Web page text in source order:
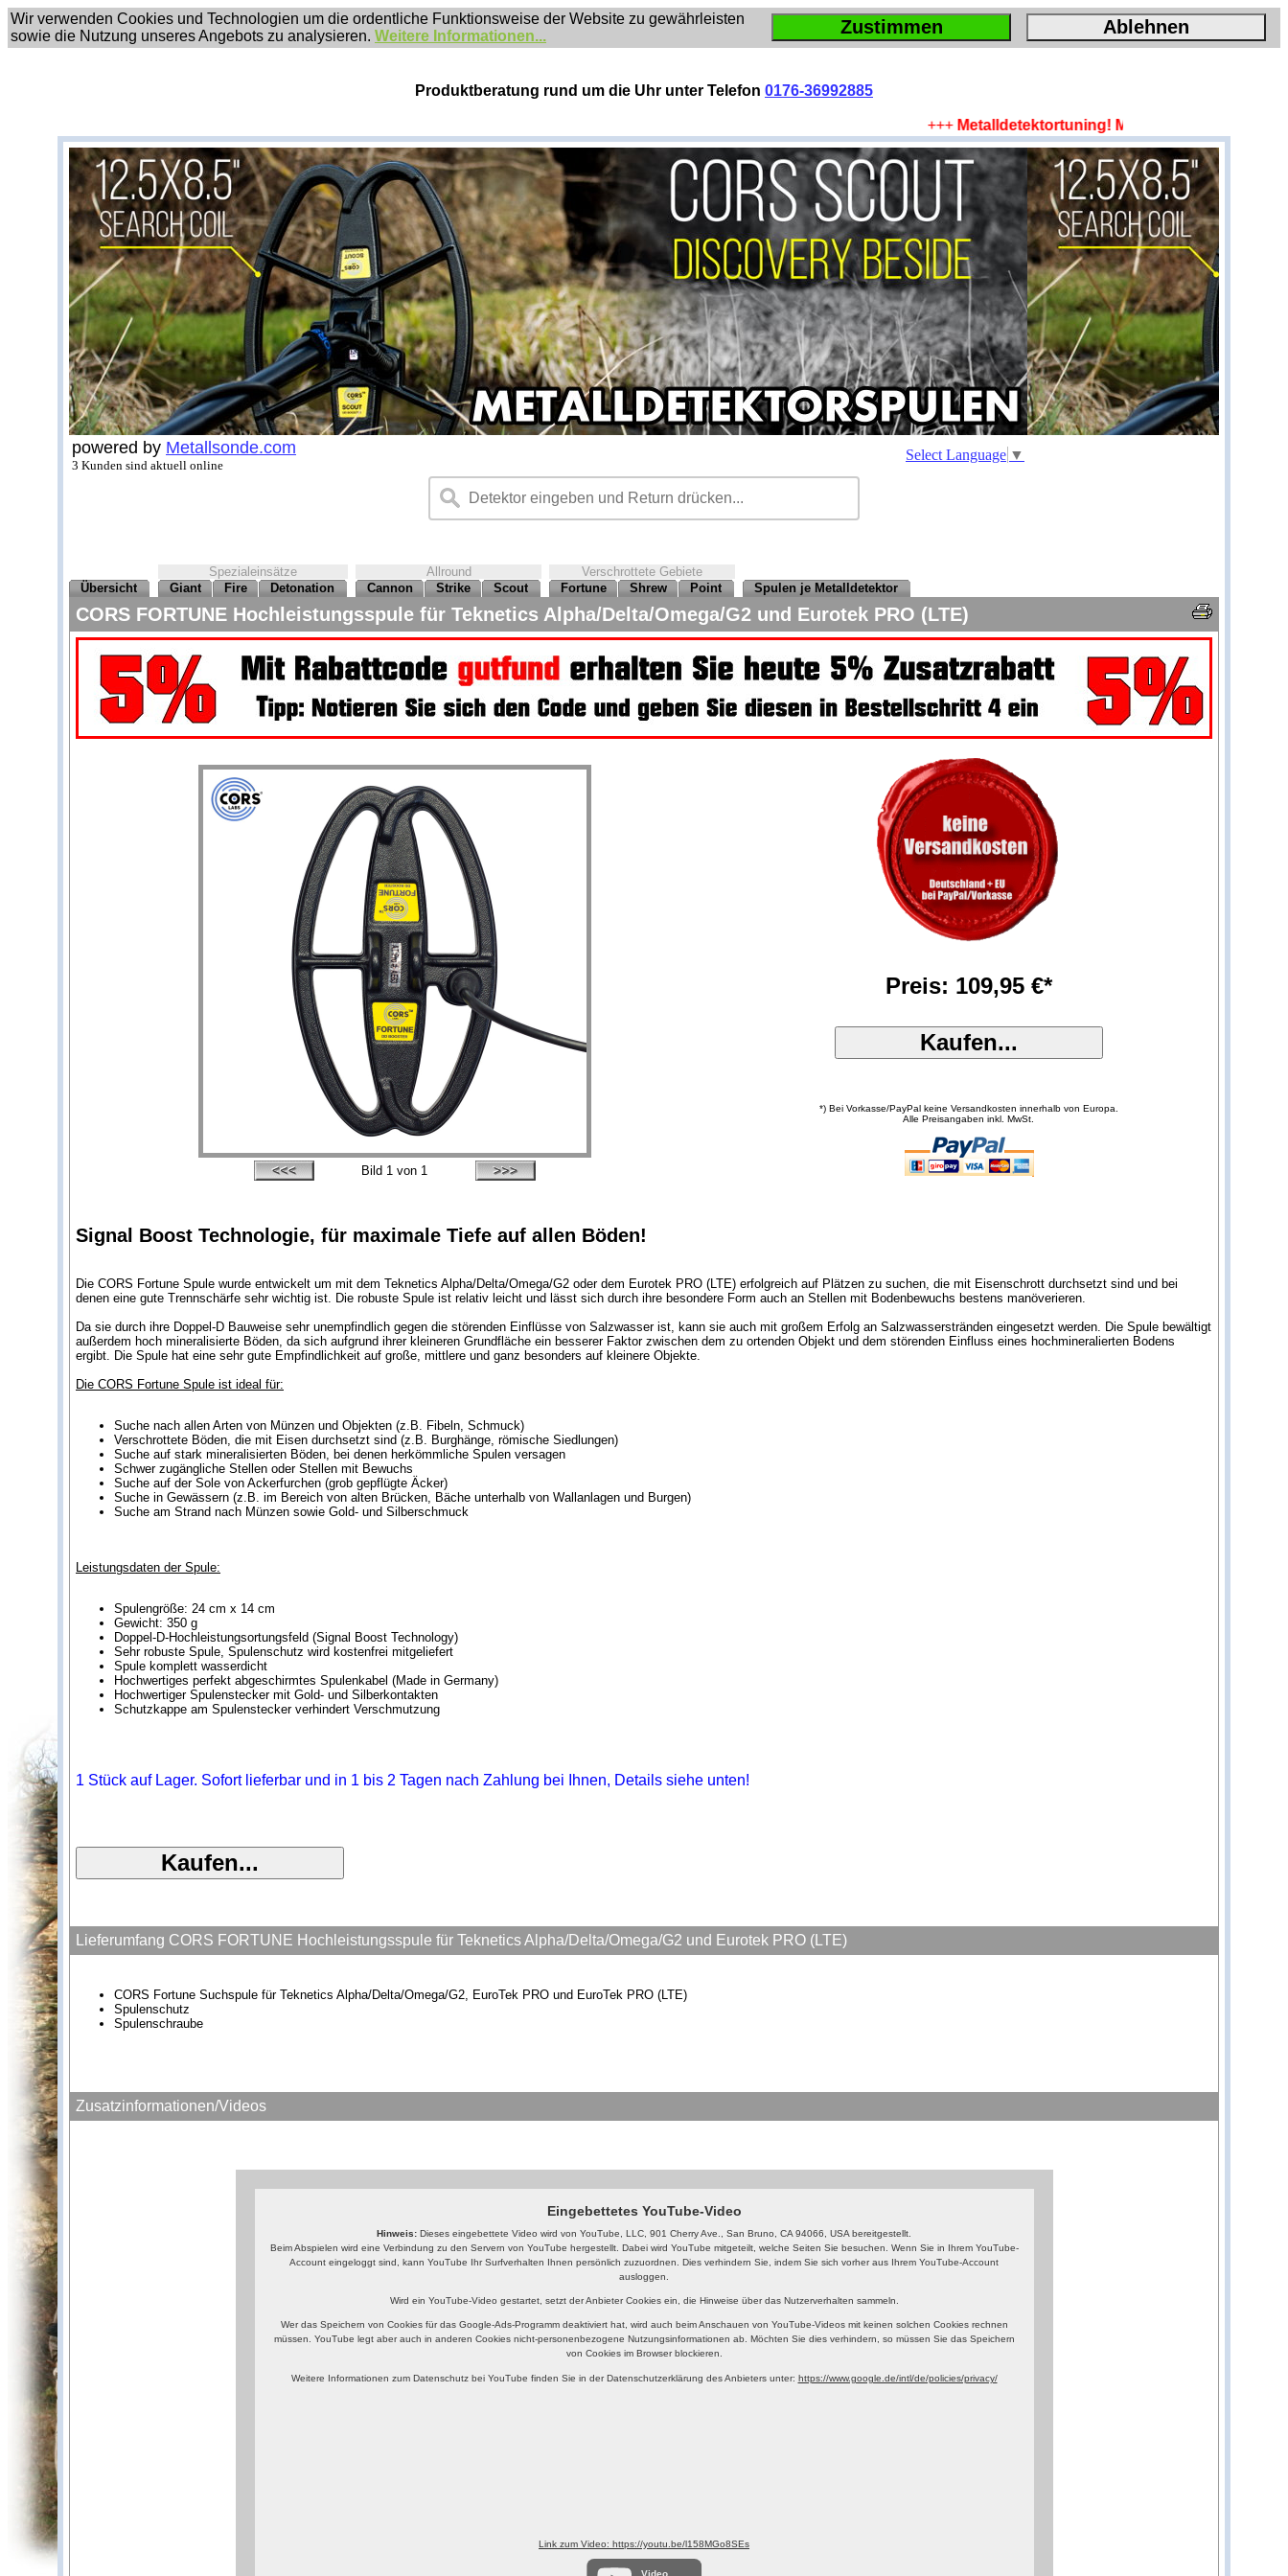
Wir verwenden Cookies und Technologien um die ordentliche Funktionsweise der Website zu gewährleisten
sowie die Nutzung unseres Angebots zu analysieren. Weitere Informationen... Zustimmen Ablehnen
Produktberatung rund um die Uhr unter Telefon 0176-36992885
Metalldetektortuning! Mehr Tiefe, mehr Fläche,
powered by Metallsonde.com
3 Kunden sind aktuell online
Select Language ▼
Spezialeinsätze Allround
Verschrottete Gebiete
Übersicht
Giant Fire Detonation Cannon Strike Scout Fortune Shrew Point Spulen je Metalldetektor
CORS FORTUNE Hochleistungsspule für Teknetics Alpha/Delta/Omega/G2 und Eurotek PRO (LTE)
Bild 1 von 1
Preis: 109,95 €*
*) Bei Vorkasse/PayPal keine Versandkosten innerhalb von Europa.
Alle Preisangaben inkl. MwSt.
Signal Boost Technologie, für maximale Tiefe auf allen Böden!
Die CORS Fortune Spule wurde entwickelt um mit dem Teknetics Alpha/Delta/Omega/G2 oder dem Eurotek PRO (LTE) erfolgreich auf Plätzen zu suchen, die mit Eisenschrott durchsetzt sind und bei
denen eine gute Trennschärfe sehr wichtig ist. Die robuste Spule ist relativ leicht und lässt sich durch ihre besondere Form auch an Stellen mit Bodenbewuchs bestens manöverieren.
Da sie durch ihre Doppel-D Bauweise sehr unempfindlich gegen die störenden Einflüsse von Salzwasser ist, kann sie auch mit großem Erfolg an Salzwasserstränden eingesetzt werden. Die Spule bewältigt
außerdem hoch mineralisierte Böden, da sich aufgrund ihrer kleineren Grundfläche ein besserer Faktor zwischen dem zu ortenden Objekt und dem störenden Einfluss eines hochmineralierten Bodens
ergibt. Die Spule hat eine sehr gute Empfindlichkeit auf große, mittlere und ganz besonders auf kleinere Objekte.
Die CORS Fortune Spule ist ideal für:
Suche nach allen Arten von Münzen und Objekten (z.B. Fibeln, Schmuck)
Verschrottete Böden, die mit Eisen durchsetzt sind (z.B. Burghänge, römische Siedlungen)
Suche auf stark mineralisierten Böden, bei denen herkömmliche Spulen versagen
Schwer zugängliche Stellen oder Stellen mit Bewuchs
Suche auf der Sole von Ackerfurchen (grob gepflügte Äcker)
Suche in Gewässern (z.B. im Bereich von alten Brücken, Bäche unterhalb von Wallanlagen und Burgen)
Suche am Strand nach Münzen sowie Gold- und Silberschmuck
Leistungsdaten der Spule:
Spulengröße: 24 cm x 14 cm
Gewicht: 350 g
Doppel-D-Hochleistungsortungsfeld (Signal Boost Technology)
Sehr robuste Spule, Spulenschutz wird kostenfrei mitgeliefert
Spule komplett wasserdicht
Hochwertiges perfekt abgeschirmtes Spulenkabel (Made in Germany)
Hochwertiger Spulenstecker mit Gold- und Silberkontakten
Schutzkappe am Spulenstecker verhindert Verschmutzung
1 Stück auf Lager. Sofort lieferbar und in 1 bis 2 Tagen nach Zahlung bei Ihnen, Details siehe unten!
Lieferumfang CORS FORTUNE Hochleistungsspule für Teknetics Alpha/Delta/Omega/G2 und Eurotek PRO (LTE)
CORS Fortune Suchspule für Teknetics Alpha/Delta/Omega/G2, EuroTek PRO und EuroTek PRO (LTE)
Spulenschutz
Spulenschraube
Zusatzinformationen/Videos
Eingebettetes YouTube-Video
Hinweis: Dieses eingebettete Video wird von YouTube, LLC, 901 Cherry Ave., San Bruno, CA 94066, USA bereitgestellt.
Beim Abspielen wird eine Verbindung zu den Servern von YouTube hergestellt. Dabei wird YouTube mitgeteilt, welche Seiten Sie besuchen. Wenn Sie in Ihrem YouTube-
Account eingeloggt sind, kann YouTube Ihr Surfverhalten Ihnen persönlich zuzuordnen. Dies verhindern Sie, indem Sie sich vorher aus Ihrem YouTube-Account
ausloggen.
Wird ein YouTube-Video gestartet, setzt der Anbieter Cookies ein, die Hinweise über das Nutzerverhalten sammeln.
Wer das Speichern von Cookies für das Google-Ads-Programm deaktiviert hat, wird auch beim Anschauen von YouTube-Videos mit keinen solchen Cookies rechnen
müssen. YouTube legt aber auch in anderen Cookies nicht-personenbezogene Nutzungsinformationen ab. Möchten Sie dies verhindern, so müssen Sie das Speichern
von Cookies im Browser blockieren.
Weitere Informationen zum Datenschutz bei YouTube finden Sie in der Datenschutzerklärung des Anbieters unter: https://www.google.de/intl/de/policies/privacy/
Link zum Video: https://youtu.be/l158MGo8SEs
Video